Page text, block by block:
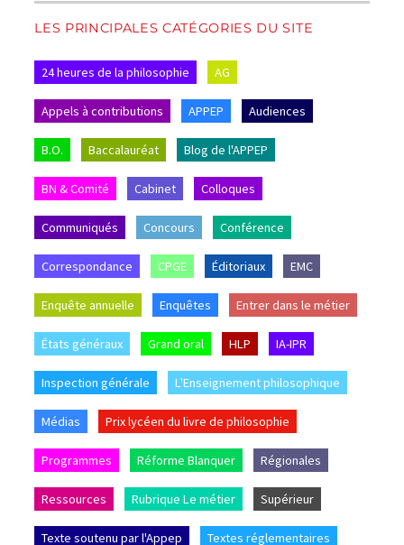
LES PRINCIPALES CATÉGORIES DU SITE
24 heures de la philosophie AG
Appels à contributions APPEP Audiences
B.O. Baccalauréat Blog de l'APPEP
BN & Comité Cabinet Colloques
Communiqués Concours Conférence
Correspondance CPGE Éditoriaux EMC
Enquête annuelle Enquêtes Entrer dans le métier
États généraux Grand oral HLP IA-IPR
Inspection générale L'Enseignement philosophique
Médias Prix lycéen du livre de philosophie
Programmes Réforme Blanquer Régionales
Ressources Rubrique Le métier Supérieur
Texte soutenu par l'Appep Textes réglementaires